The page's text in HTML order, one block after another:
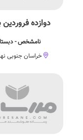
دوازده فروردین
نامشخص -
خراسان جنوبی